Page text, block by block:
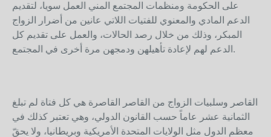
على الحكومة ومنظمات المجتمع المني العمل سويا، لتقديم
الدعم المادي والمعنوي للفتيات اللاتي عانين من أضرار الزواج
المبكر، وذلك من خلال رصد الحالات، والعمل على تقديم كل
الدعم لهم لإعادة تأهيلهن ودمجهن مرة أخرى في المجتمع.
القاصر وسلبيات الزواج من القاصر القاصرة هي كل فتاة لم تبلغ
الثمانية عشر عاماً حسب القانون الدولي، وهي تعتبر كذلك في
معظم الدول مثل الولايات المتحدة الأمريكية وبريطانيا، ولا يحقّ